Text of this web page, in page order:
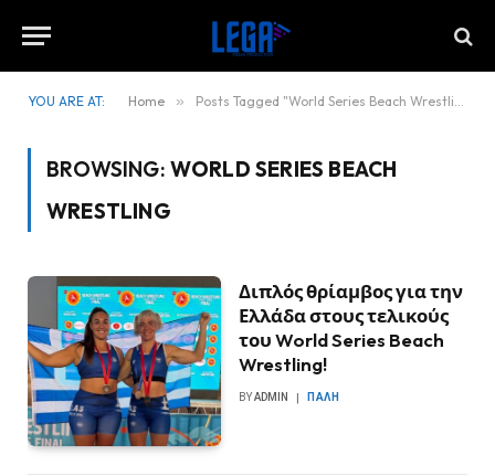
YOU ARE AT: Home » Posts Tagged "World Series Beach Wrestling"
BROWSING: WORLD SERIES BEACH
WRESTLING
Διπλός θρίαμβος για την
Ελλάδα στους τελικούς
του World Series Beach
Wrestling!
BYADMIN ΠΆΛΗ